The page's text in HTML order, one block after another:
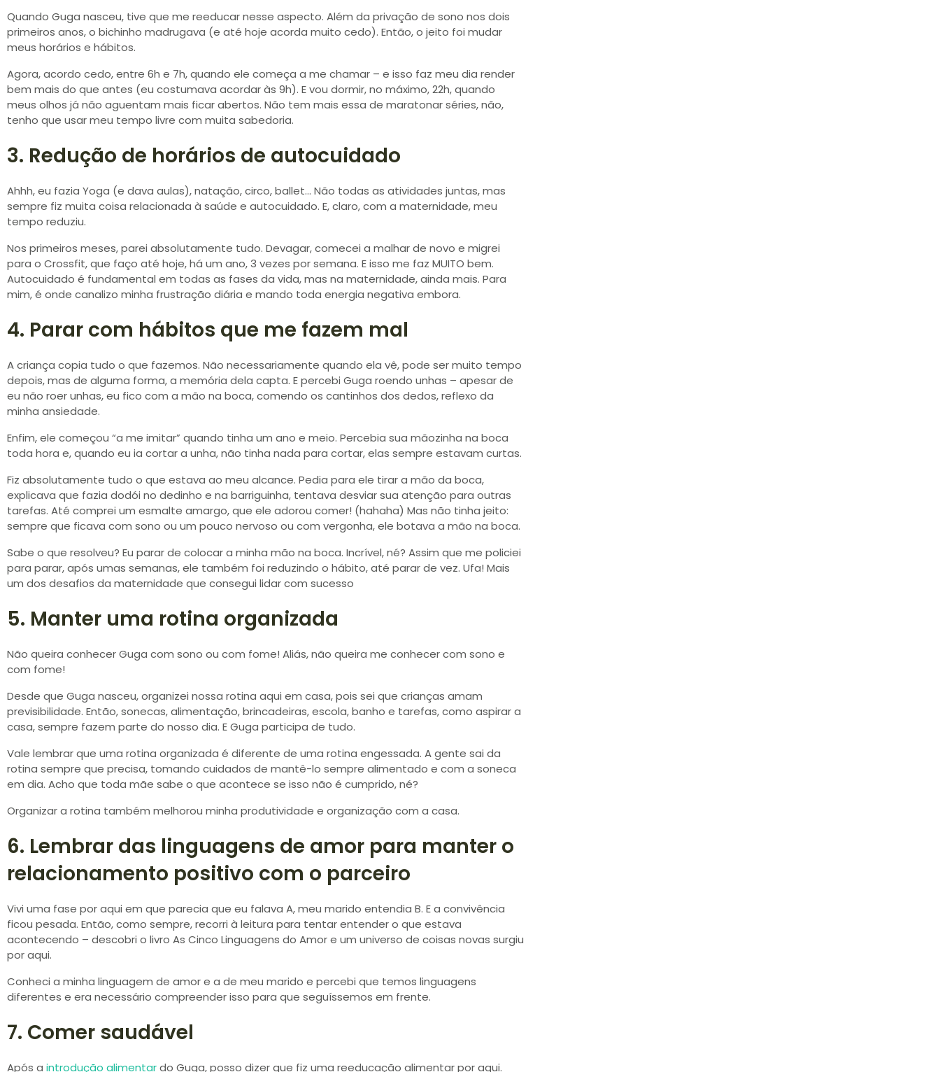
Quando Guga nasceu, tive que me reeducar nesse aspecto. Além da privação de sono nos dois
primeiros anos, o bichinho madrugava (e até hoje acorda muito cedo). Então, o jeito foi mudar
meus horários e hábitos.
Agora, acordo cedo, entre 6h e 7h, quando ele começa a me chamar – e isso faz meu dia render
bem mais do que antes (eu costumava acordar às 9h). E vou dormir, no máximo, 22h, quando
meus olhos já não aguentam mais ficar abertos. Não tem mais essa de maratonar séries, não,
tenho que usar meu tempo livre com muita sabedoria.
3. Redução de horários de autocuidado
Ahhh, eu fazia Yoga (e dava aulas), natação, circo, ballet… Não todas as atividades juntas, mas
sempre fiz muita coisa relacionada à saúde e autocuidado. E, claro, com a maternidade, meu
tempo reduziu.
Nos primeiros meses, parei absolutamente tudo. Devagar, comecei a malhar de novo e migrei
para o Crossfit, que faço até hoje, há um ano, 3 vezes por semana. E isso me faz MUITO bem.
Autocuidado é fundamental em todas as fases da vida, mas na maternidade, ainda mais. Para
mim, é onde canalizo minha frustração diária e mando toda energia negativa embora.
4. Parar com hábitos que me fazem mal
A criança copia tudo o que fazemos. Não necessariamente quando ela vê, pode ser muito tempo
depois, mas de alguma forma, a memória dela capta. E percebi Guga roendo unhas – apesar de
eu não roer unhas, eu fico com a mão na boca, comendo os cantinhos dos dedos, reflexo da
minha ansiedade.
Enfim, ele começou “a me imitar” quando tinha um ano e meio. Percebia sua mãozinha na boca
toda hora e, quando eu ia cortar a unha, não tinha nada para cortar, elas sempre estavam curtas.
Fiz absolutamente tudo o que estava ao meu alcance. Pedia para ele tirar a mão da boca,
explicava que fazia dodói no dedinho e na barriguinha, tentava desviar sua atenção para outras
tarefas. Até comprei um esmalte amargo, que ele adorou comer! (hahaha) Mas não tinha jeito:
sempre que ficava com sono ou um pouco nervoso ou com vergonha, ele botava a mão na boca.
Sabe o que resolveu? Eu parar de colocar a minha mão na boca. Incrível, né? Assim que me policiei
para parar, após umas semanas, ele também foi reduzindo o hábito, até parar de vez. Ufa! Mais
um dos desafios da maternidade que consegui lidar com sucesso
5. Manter uma rotina organizada
Não queira conhecer Guga com sono ou com fome! Aliás, não queira me conhecer com sono e
com fome!
Desde que Guga nasceu, organizei nossa rotina aqui em casa, pois sei que crianças amam
previsibilidade. Então, sonecas, alimentação, brincadeiras, escola, banho e tarefas, como aspirar a
casa, sempre fazem parte do nosso dia. E Guga participa de tudo.
Vale lembrar que uma rotina organizada é diferente de uma rotina engessada. A gente sai da
rotina sempre que precisa, tomando cuidados de mantê-lo sempre alimentado e com a soneca
em dia. Acho que toda mãe sabe o que acontece se isso não é cumprido, né?
Organizar a rotina também melhorou minha produtividade e organização com a casa.
6. Lembrar das linguagens de amor para manter o
relacionamento positivo com o parceiro
Vivi uma fase por aqui em que parecia que eu falava A, meu marido entendia B. E a convivência
ficou pesada. Então, como sempre, recorri à leitura para tentar entender o que estava
acontecendo – descobri o livro As Cinco Linguagens do Amor e um universo de coisas novas surgiu
por aqui.
Conheci a minha linguagem de amor e a de meu marido e percebi que temos linguagens
diferentes e era necessário compreender isso para que seguíssemos em frente.
7. Comer saudável
Após a introdução alimentardo Guga, posso dizer que fiz uma reeducação alimentar por aqui.